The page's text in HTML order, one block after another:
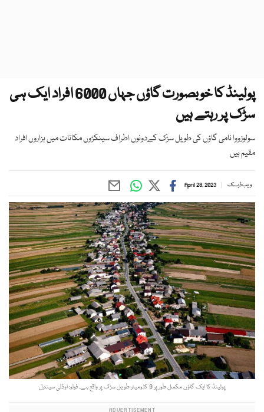
پولینڈ کا خوبصورت گاؤں جہاں 6000 افراد ایک ہی
سڑک پر رہتے ہیں
سولوزووا نامی گاؤں کی طویل سڑک کےدونوں اطراف سینکڑوں مکانات میں ہزاروں افراد
مقیم ہیں
ویب ڈیسک April 28, 2023
پولینڈ کا ایک گاؤں مکمل طور پر 9 کلومیٹر طویل سڑک پر واقع ہے۔ فوٹو: اوڈٹی سینٹرل